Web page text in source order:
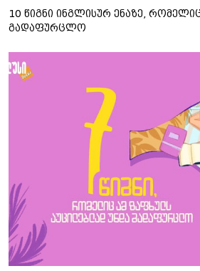
10 წიგნი ინგლისურ ენაზე,
გადაფურცლო